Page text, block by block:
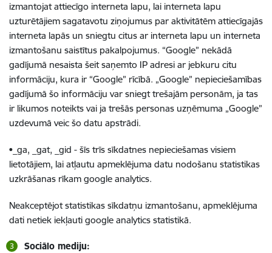
izmantojat attiecīgo interneta lapu, lai interneta lapu
uzturētājiem sagatavotu ziņojumus par aktivitātēm attiecīgajās
interneta lapās un sniegtu citus ar interneta lapu un interneta
izmantošanu saistītus pakalpojumus. “Google” nekādā
gadījumā nesaista šeit saņemto IP adresi ar jebkuru citu
informāciju, kura ir “Google” rīcībā. „Google” nepieciešamības
gadījumā šo informāciju var sniegt trešajām personām, ja tas
ir likumos noteikts vai ja trešās personas uzņēmuma „Google”
uzdevumā veic šo datu apstrādi.
•_ga, _gat, _gid - šīs trīs sīkdatnes nepieciešamas visiem
lietotājiem, lai atļautu apmeklējuma datu nodošanu statistikas
uzkrāšanas rīkam google analytics.
Neakceptējot statistikas sīkdatņu izmantošanu, apmeklējuma
dati netiek iekļauti google analytics statistikā.
Sociālo mediju: